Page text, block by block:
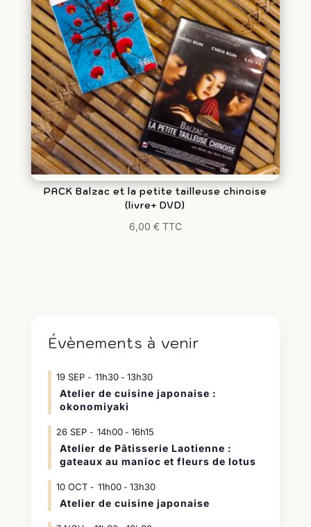
PACK Balzac et la petite tailleuse chinoise
(livre+ DVD)
6,00 € TTC
Évènements à venir
19 SEP 11h30- 13h30
Atelier de cuisine japonaise :
okonomiyaki
26 SEP 14h00- 16h15
Atelier de Pâtisserie Laotienne :
gateaux au manioc et fleurs de lotus
10 OCT 11h00- 13h30
Atelier de cuisine japonaise